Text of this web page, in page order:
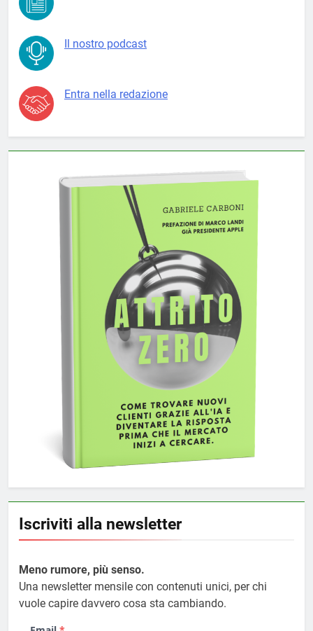
Il nostro podcast
Entra nella redazione
Iscriviti alla newsletter
Meno rumore, più senso.
Una newsletter mensile con contenuti unici, per chi
vuole capire davvero cosa sta cambiando.